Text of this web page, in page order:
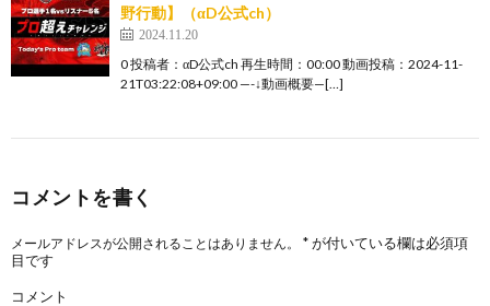
野行動】（αD公式ch）
2024.11.20
0 投稿者：αD公式ch 再生時間：00:00 動画投稿：2024-11-
21T03:22:08+09:00 —-↓動画概要—[…]
コメントを書く
メールアドレスが公開されることはありません。 *が付いている欄は必須項
目です
コメント